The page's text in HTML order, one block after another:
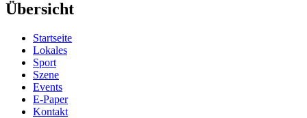
Übersicht
Startseite
Lokales
Sport
Szene
Events
E-Paper
Kontakt